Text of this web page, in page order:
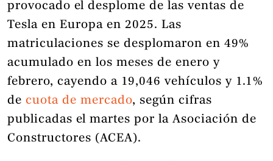
provocado el desplome de las ventas de
Tesla en Europa en 2025. Las
matriculaciones se desplomaron en 49%
acumulado en los meses de enero y
febrero, cayendo a 19,046 vehículos y 1.1%
de cuota de mercado, según cifras
publicadas el martes por la Asociación de
Constructores (ACEA).